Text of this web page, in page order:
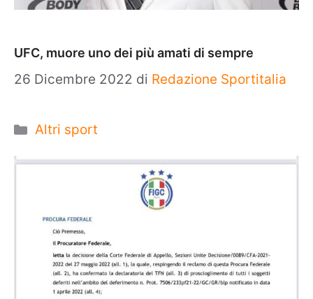
UFC, muore uno dei più amati di sempre
26 Dicembre 2022 di Redazione Sportitalia
Categorie
Altri sport